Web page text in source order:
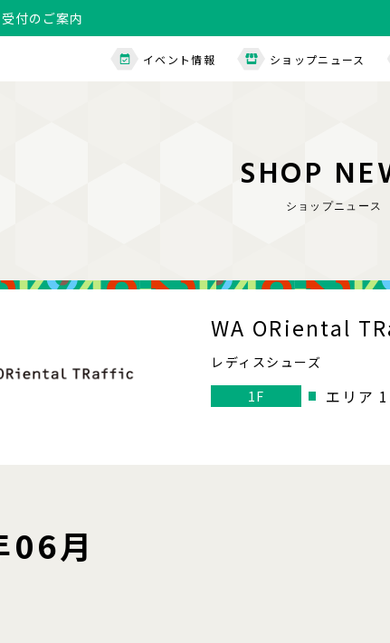
付のご案内
イベント情報 ショップニュース
SHOP NE
ショップニュース
WA ORiental
レディスシューズ
1F
エリア
月